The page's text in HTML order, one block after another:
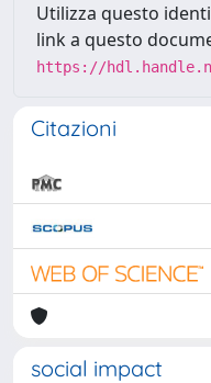
Utilizza questo
link a questo
https://
Citazioni
social impact